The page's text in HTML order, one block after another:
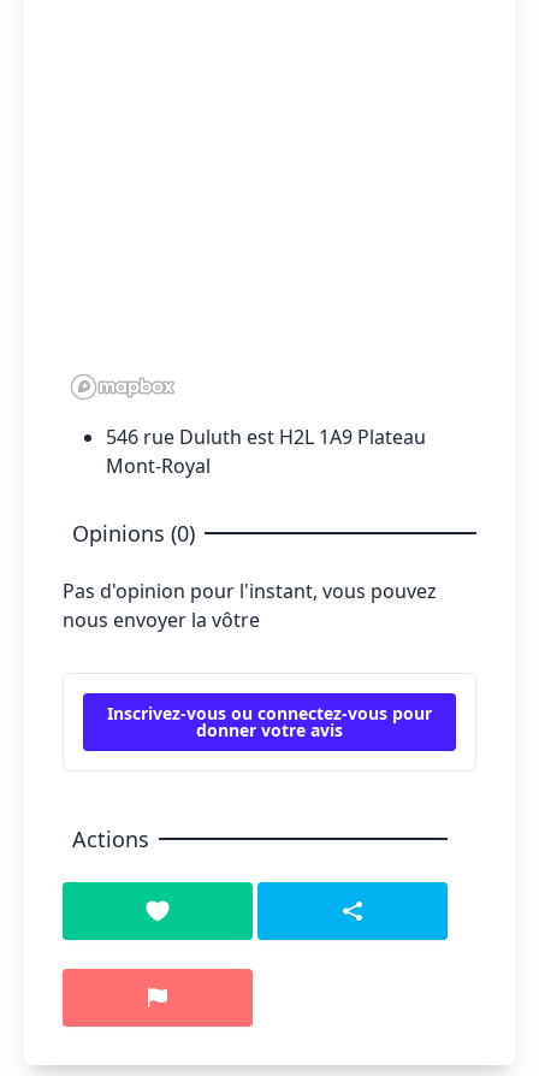
546 rue Duluth est H2L 1A9 Plateau
Mont-Royal
Opinions (0)
Pas d'opinion pour l'instant, vous pouvez
nous envoyer la vôtre
Inscrivez-vous ou connectez-vous pour
donner votre avis
Actions